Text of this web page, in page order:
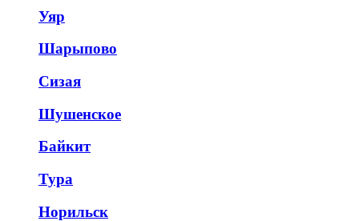
Уяр
Шарыпово
Сизая
Шушенское
Байкит
Тура
Норильск